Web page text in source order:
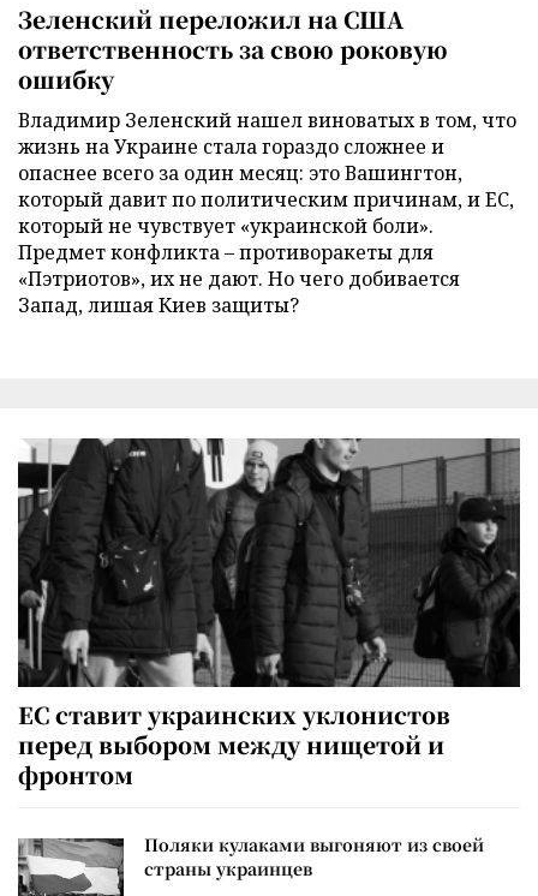
Зеленский переложил на США
ответственность за свою роковую
ошибку
Владимир Зеленский нашел виноватых в том, что
жизнь на Украине стала гораздо сложнее и
опаснее всего за один месяц: это Вашингтон,
который давит по политическим причинам, и ЕС,
который не чувствует «украинской боли».
Предмет конфликта – противоракеты для
«Пэтриотов», их не дают. Но чего добивается
Запад, лишая Киев защиты?
ЕС ставит украинских уклонистов
перед выбором между нищетой и
фронтом
Поляки кулаками выгоняют из своей
страны украинцев